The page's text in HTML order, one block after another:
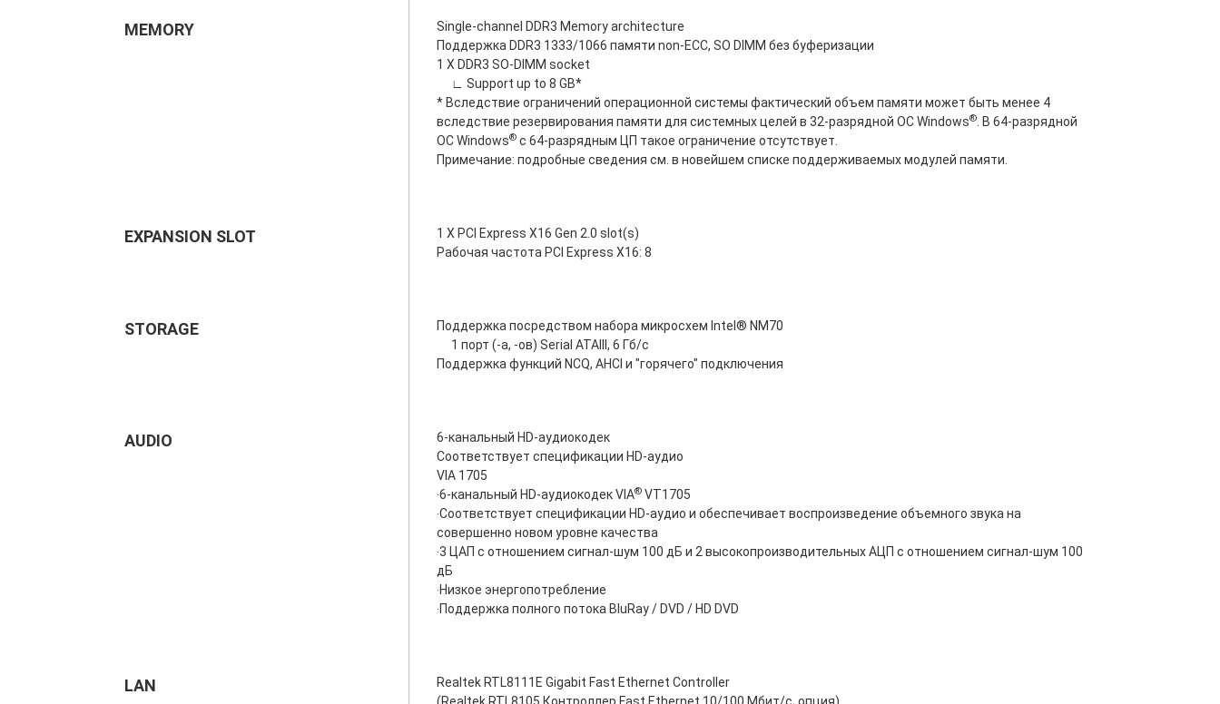
MEMORY
Single-channel DDR3 Memory architecture
Поддержка DDR3 1333/1066 памяти non-ECC, SO DIMM без буферизации
1 X DDR3 SO-DIMM socket
∟ Support up to 8 GB*
* Вследствие ограничений операционной системы фактический объем памяти может быть менее 4
вследствие резервирования памяти для системных целей в 32-разрядной ОС Windows®
. В 64-разрядной
ОС Windows® с 64-разрядным ЦП такое ограничение отсутствует.
Примечание: подробные сведения см. в новейшем списке поддерживаемых модулей памяти.
EXPANSION SLOT
1 X PCI Express X16 Gen 2.0 slot(s)
Рабочая частота PCI Express X16: 8
STORAGE
Поддержка посредством набора микросхем Intel® NM70
1 порт (-а, -ов) Serial ATAIII, 6 Гб/с
Поддержка функций NCQ, AHCI и "горячего" подключения
AUDIO
6-канальный HD-аудиокодек
Соответствует спецификации HD-аудио
VIA 1705
‧6-канальный HD-аудиокодек VIA® VT1705
‧Соответствует спецификации HD-аудио и обеспечивает воспроизведение объемного звука на
совершенно новом уровне качества
‧3 ЦАП с отношением сигнал-шум 100 дБ и 2 высокопроизводительных АЦП с отношением сигнал-шум 100
дБ
‧Низкое энергопотребление
‧Поддержка полного потока BluRay / DVD / HD DVD
LAN
Realtek RTL8111E Gigabit Fast Ethernet Controller